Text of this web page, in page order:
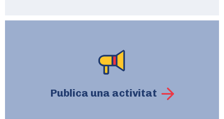
Publica una activitat